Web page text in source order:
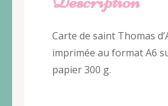
Carte de saint Thomas
imprimée au format A6
papier 300 g.